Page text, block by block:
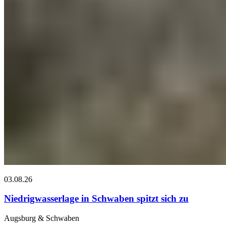
03.08.26
Niedrigwasserlage in Schwaben spitzt sich zu
Augsburg & Schwaben